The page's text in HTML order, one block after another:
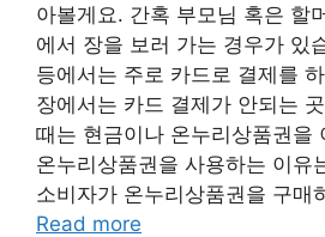
아볼게요. 간혹 부모님 혹은 할
에서 장을 보러 가는 경우가 있
등에서는 주로 카드로 결제를
장에서는 카드 결제가 안되는
때는 현금이나 온누리상품권을
온누리상품권을 사용하는 이유
소비자가 온누리상품권을 구매
Read more